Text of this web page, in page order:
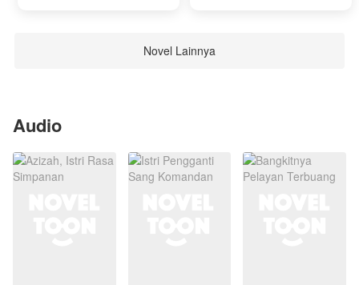
Novel Lainnya
Audio